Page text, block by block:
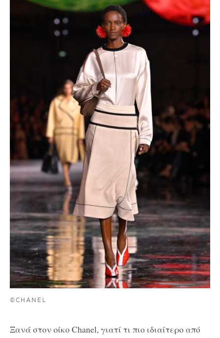
©CHANEL
Ξανά στον οίκο Chanel, γιατί τι πιο ιδιαίτερο από